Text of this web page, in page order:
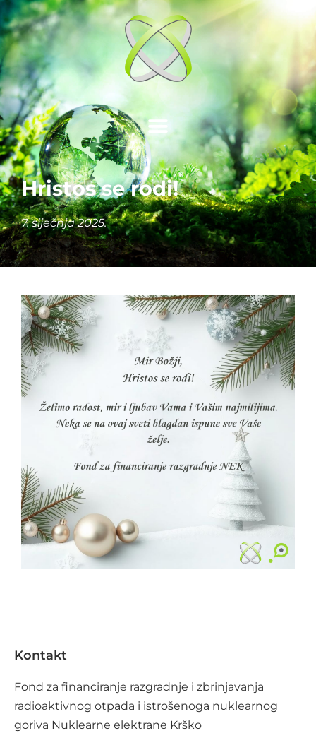
Hristos se rodi!
7. siječnja 2025.
Kontakt
Fond za financiranje razgradnje i zbrinjavanja
radioaktivnog otpada i istrošenoga nuklearnog
goriva Nuklearne elektrane Krško